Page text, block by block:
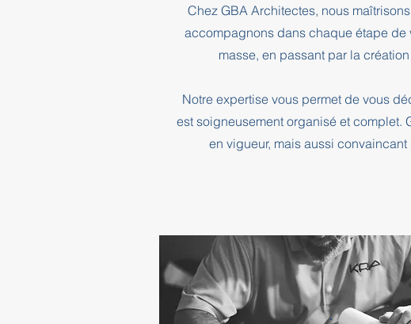
Chez GBA Architectes, nous
accompagnons dans chaque étape
masse, en passant par la
Notre expertise vous permet de vous
est soigneusement organisé et complet.
en vigueur, mais aussi